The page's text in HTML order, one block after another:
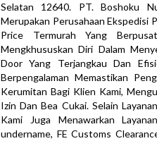
Selatan 12640. PT. Boshoku
Merupakan Perusahaan Ekspedisi
Price Termurah Yang
Mengkhususkan Diri Dalam
Door Yang Terjangkau Dan
Berpengalaman Memastikan
Kerumitan Bagi Klien Kami,
Izin Dan Bea Cukai. Selain
Kami Juga Menawarkan
undername, FE Customs